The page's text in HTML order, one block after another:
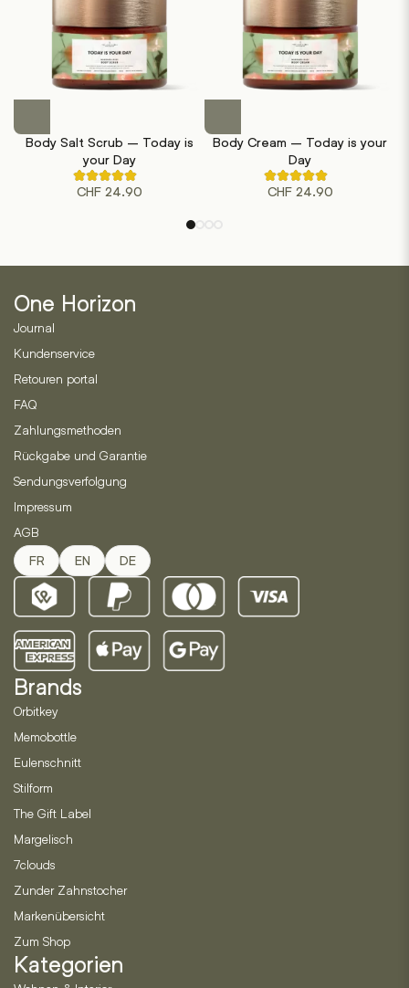
Body Salt Scrub – Today is
your Day
Rated
4.50
2
ratings
CHF24.90
Body Cream – Today is your
Day
Rated
4.50
2
CHF24.90
One Horizon
Journal
Kundenservice
Retouren portal
FAQ
Zahlungsmethoden
Rückgabe und Garantie
Sendungsverfolgung
Impressum
AGB
FR EN DE
Brands
Orbitkey
Memobottle
Eulenschnitt
Stilform
The Gift Label
Margelisch
7clouds
Zunder Zahnstocher
Markenübersicht
Zum Shop
Kategorien